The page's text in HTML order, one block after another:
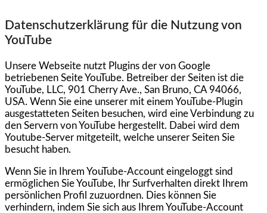
Datenschutzerklärung für die Nutzung von
YouTube
Unsere Webseite nutzt Plugins der von Google
betriebenen Seite YouTube. Betreiber der Seiten ist die
YouTube, LLC, 901 Cherry Ave., San Bruno, CA 94066,
USA. Wenn Sie eine unserer mit einem YouTube-Plugin
ausgestatteten Seiten besuchen, wird eine Verbindung zu
den Servern von YouTube hergestellt. Dabei wird dem
Youtube-Server mitgeteilt, welche unserer Seiten Sie
besucht haben.
Wenn Sie in Ihrem YouTube-Account eingeloggt sind
ermöglichen Sie YouTube, Ihr Surfverhalten direkt Ihrem
persönlichen Profil zuzuordnen. Dies können Sie
verhindern, indem Sie sich aus Ihrem YouTube-Account